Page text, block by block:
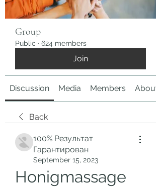
Group
Public · 624 members
Join
Discussion Media Members About
Back
100% Результат
Гарантирован
September 15, 2023
Honigmassage